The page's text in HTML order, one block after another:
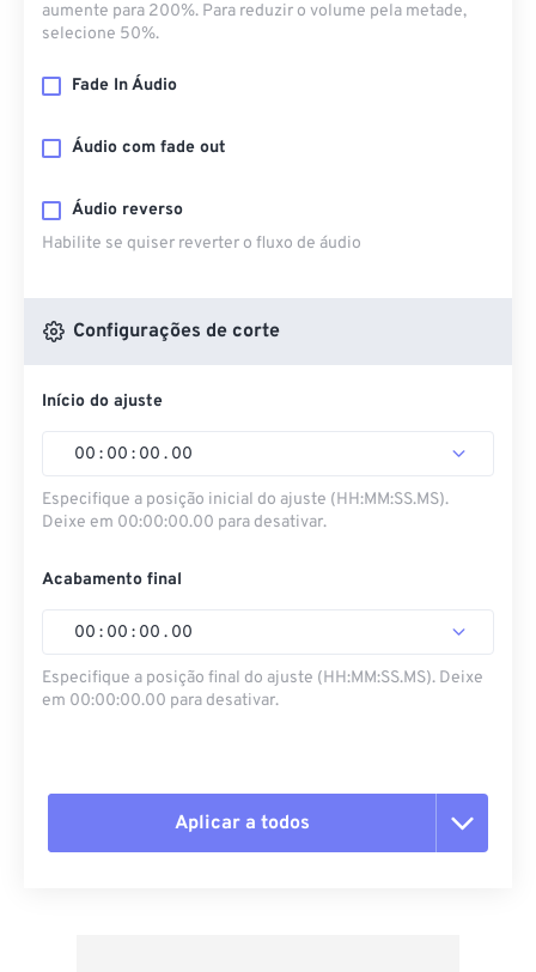
aumente para 200%. Para reduzir o volume pela metade,
selecione 50%.
Fade In Áudio
Áudio com fade out
Áudio reverso
Habilite se quiser reverter o fluxo de áudio
Configurações de corte
Início do ajuste
00 : 00 : 00 . 00
Especifique a posição inicial do ajuste (HH:MM:SS.MS).
Deixe em 00:00:00.00 para desativar.
Acabamento final
00 : 00 : 00 . 00
Especifique a posição final do ajuste (HH:MM:SS.MS). Deixe
em 00:00:00.00 para desativar.
Aplicar a todos